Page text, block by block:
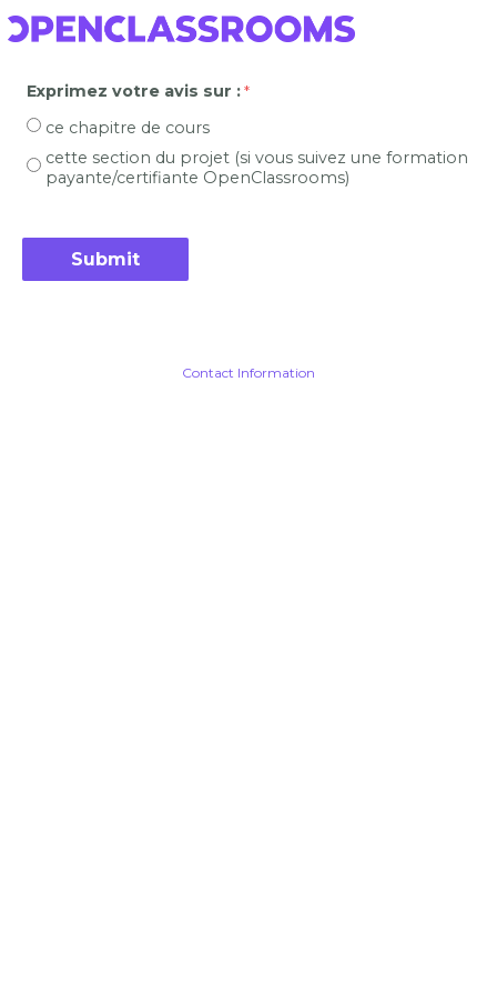
Exprimez votre avis sur :
ce chapitre de cours
cette section du projet (si vous suivez une formation
payante/certifiante OpenClassrooms)
Contact Information